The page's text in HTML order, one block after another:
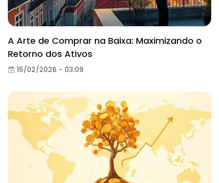
A Arte de Comprar na Baixa: Maximizando o
Retorno dos Ativos
15/02/2026 - 03:09